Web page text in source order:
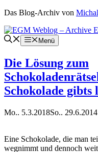
Zum
springen
Das Blog-Archiv von
Menü
Die Lösung zum
Schokolade
Mo.. 5.3.2018So.. 29.6.2014
Eine Schokolade, die man
wegnimmt und dennoch